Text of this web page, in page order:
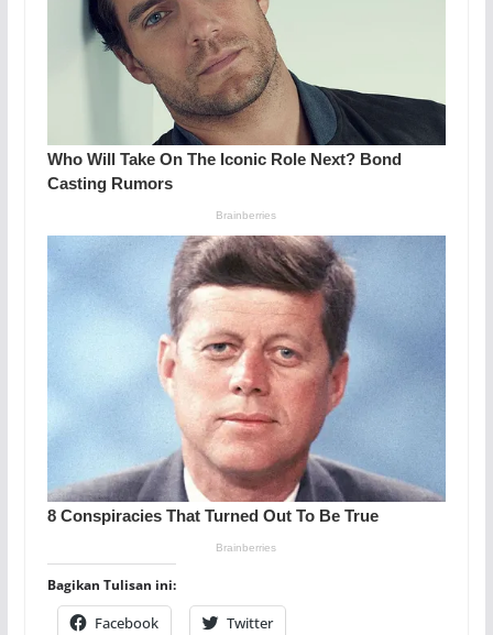
Bagikan Tulisan ini:
Facebook Twitter